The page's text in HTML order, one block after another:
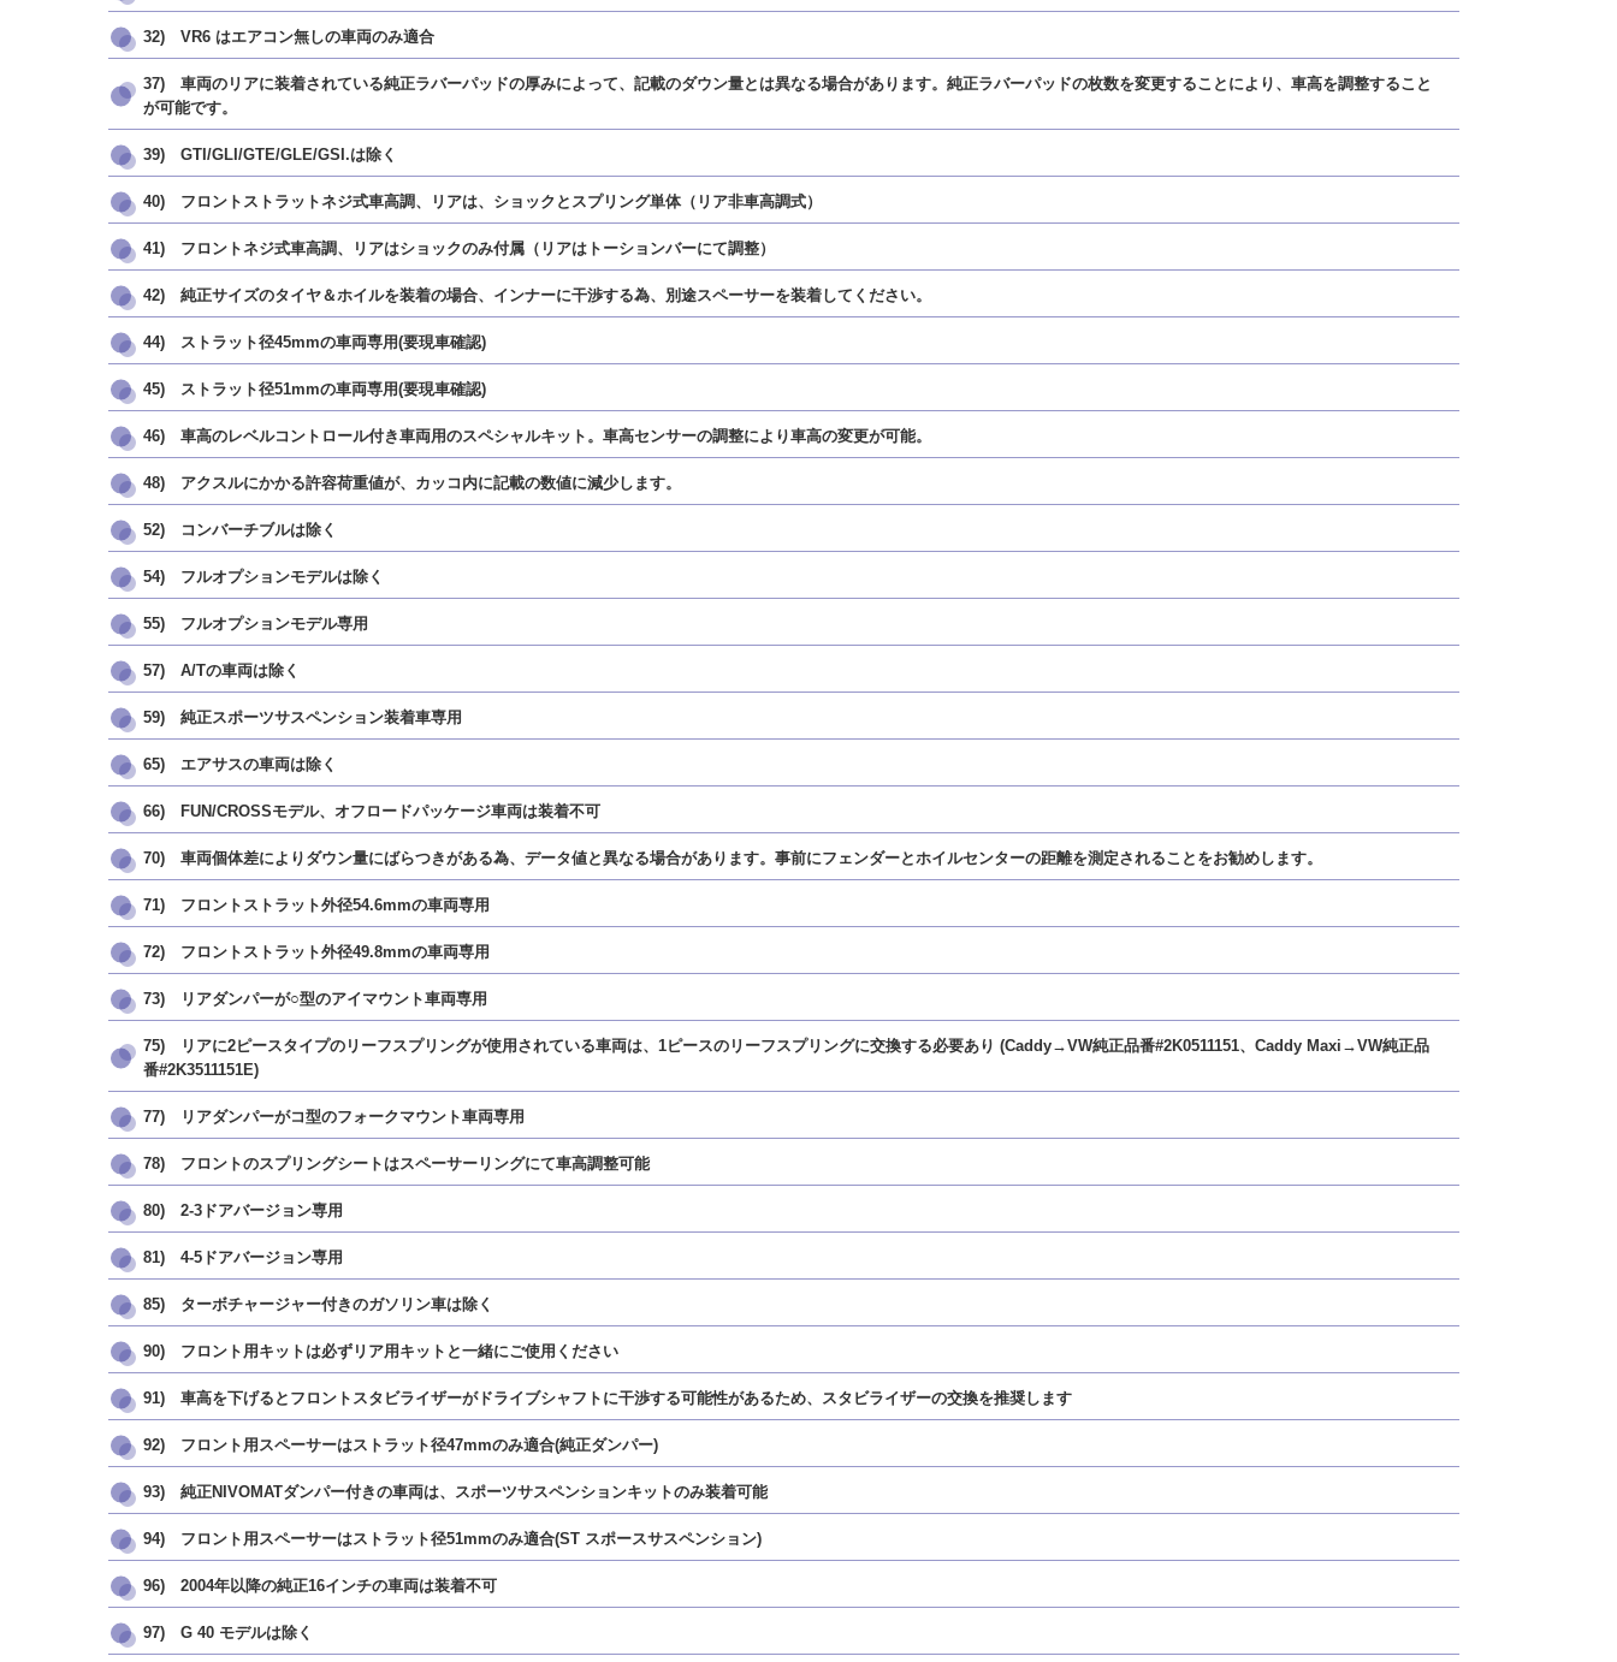
32) VR6 はエアコン無しの車両のみ適合
37) 車両のリアに装着されている純正ラバーパッドの厚みによって、記載のダウン量とは異なる場合があります。純正ラバーパッドの枚数を変更することにより、車高を調整すること
が可能です。
39) GTI/GLI/GTE/GLE/GSI.は除く
40) フロントストラットネジ式車高調、リアは、ショックとスプリング単体（リア非車高調式）
41) フロントネジ式車高調、リアはショックのみ付属（リアはトーションバーにて調整）
42) 純正サイズのタイヤ＆ホイルを装着の場合、インナーに干渉する為、別途スペーサーを装着してください。
44) ストラット径45mmの車両専用(要現車確認)
45) ストラット径51mmの車両専用(要現車確認)
46) 車高のレベルコントロール付き車両用のスペシャルキット。車高センサーの調整により車高の変更が可能。
48) アクスルにかかる許容荷重値が、カッコ内に記載の数値に減少します。
52) コンバーチブルは除く
54) フルオプションモデルは除く
55) フルオプションモデル専用
57) A/Tの車両は除く
59) 純正スポーツサスペンション装着車専用
65) エアサスの車両は除く
66) FUN/CROSSモデル、オフロードパッケージ車両は装着不可
70) 車両個体差によりダウン量にばらつきがある為、データ値と異なる場合があります。事前にフェンダーとホイルセンターの距離を測定されることをお勧めします。
71) フロントストラット外径54.6mmの車両専用
72) フロントストラット外径49.8mmの車両専用
73) リアダンパーが○型のアイマウント車両専用
75) リアに2ピースタイプのリーフスプリングが使用されている車両は、1ピースのリーフスプリングに交換する必要あり (Caddy→VW純正品番#2K0511151、Caddy Maxi→VW純正品
番#2K3511151E)
77) リアダンパーがコ型のフォークマウント車両専用
78) フロントのスプリングシートはスペーサーリングにて車高調整可能
80) 2-3ドアバージョン専用
81) 4-5ドアバージョン専用
85) ターボチャージャー付きのガソリン車は除く
90) フロント用キットは必ずリア用キットと一緒にご使用ください
91) 車高を下げるとフロントスタビライザーがドライブシャフトに干渉する可能性があるため、スタビライザーの交換を推奨します
92) フロント用スペーサーはストラット径47mmのみ適合(純正ダンパー)
93) 純正NIVOMATダンパー付きの車両は、スポーツサスペンションキットのみ装着可能
94) フロント用スペーサーはストラット径51mmのみ適合(ST スポースサスペンション)
96) 2004年以降の純正16インチの車両は装着不可
97) G 40 モデルは除く